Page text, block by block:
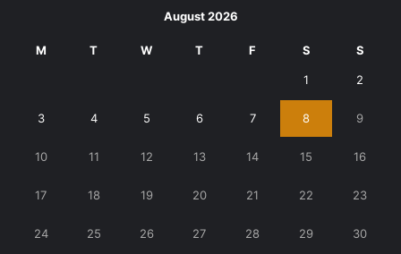
August 2026
M T W T F S S
1 2
3 4 5 6 7 8 9
10 11 12 13 14 15 16
17 18 19 20 21 22 23
24 25 26 27 28 29 30